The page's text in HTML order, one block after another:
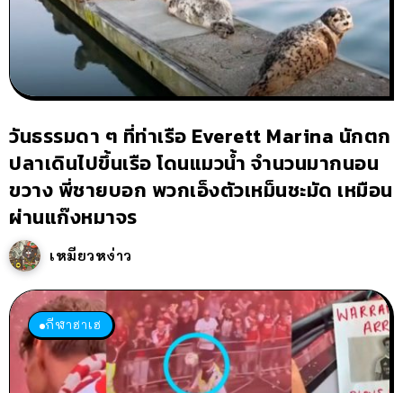
วันธรรมดา ๆ ที่ท่าเรือ Everett Marina นักตก
ปลาเดินไปขึ้นเรือ โดนแมวน้ำ จำนวนมากนอน
ขวาง พี่ชายบอก พวกเอ็งตัวเหม็นชะมัด เหมือน
ผ่านแก๊งหมาจร
เหมียวหง่าว
กีฬาฮาเฮ